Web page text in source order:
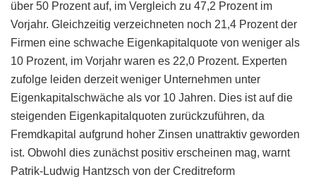
über 50 Prozent auf, im Vergleich zu 47,2 Prozent im
Vorjahr. Gleichzeitig verzeichneten noch 21,4 Prozent der
Firmen eine schwache Eigenkapitalquote von weniger als
10 Prozent, im Vorjahr waren es 22,0 Prozent. Experten
zufolge leiden derzeit weniger Unternehmen unter
Eigenkapitalschwäche als vor 10 Jahren. Dies ist auf die
steigenden Eigenkapitalquoten zurückzuführen, da
Fremdkapital aufgrund hoher Zinsen unattraktiv geworden
ist. Obwohl dies zunächst positiv erscheinen mag, warnt
Patrik-Ludwig Hantzsch von der Creditreform